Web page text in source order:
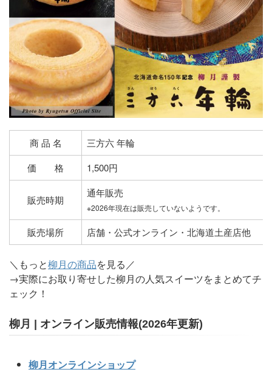
商 品 名
三方六 年輪
価 格
1,500円
販売時期
通年販売
※2026年現在は販売していないようです。
販売場所 店舗・公式オンライン・北海道土産店他
＼もっと柳月の商品を見る／
→実際にお取り寄せした柳月の人気スイーツをまとめてチ
ェック！
柳月 | オンライン販売情報(2026年更新)
柳月オンラインショップ